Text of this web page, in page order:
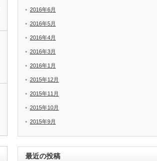
2016年6月
2016年5月
2016年4月
2016年3月
2016年1月
2015年12月
2015年11月
2015年10月
2015年9月
最近の投稿